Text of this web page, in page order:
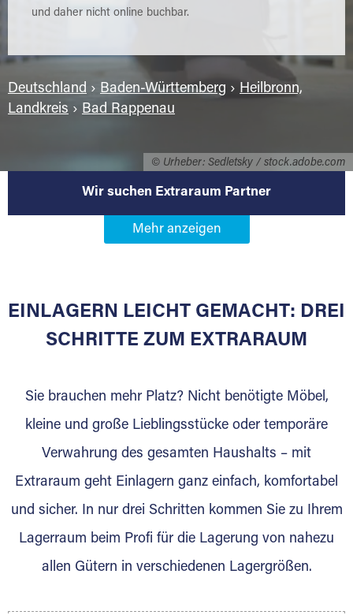
© Urheber: Sedletsky / stock.adobe.com
und daher nicht online buchbar.
Deutschland › Baden-Württemberg › Heilbronn,
Landkreis › Bad Rappenau
Wir suchen Extraraum Partner
Werden Sie Extraraum Partner in
Sie bieten Kunden Lagerraum zur Miete, der
für die Einlagerung von Umzugsgut gebaut
Lagerkunden und Vermietungen.
Ihre Vorteile als Extraraum Partner:
Marktgerechte Preise
Digitale Buchungsplattform
Gewinnung von Neukunden
Nachricht.
EINLAGERN LEICHT GEMACHT: DREI
SCHRITTE ZUM EXTRARAUM
Sie brauchen mehr Platz? Nicht benötigte Möbel,
kleine und große Lieblingsstücke oder temporäre
Verwahrung des gesamten Haushalts – mit
Extraraum geht Einlagern ganz einfach, komfortabel
und sicher. In nur drei Schritten kommen Sie zu Ihrem
Lagerraum beim Profi für die Lagerung von nahezu
allen Gütern in verschiedenen Lagergrößen.